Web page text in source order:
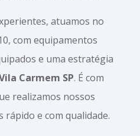
atuamos no
com equipamentos
e uma estratégia
Carmem SP. É com
realizamos nossos
rápido e com qualidade.